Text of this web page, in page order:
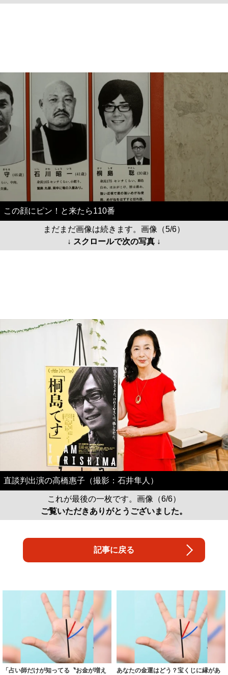
この顔にピン！と来たら110番
まだまだ画像は続きます。画像（5/6）
↓ スクロールで次の写真 ↓
直談判出演の高橋惠子（撮影：石井隼人）
これが最後の一枚です。画像（6/6）
ご覧いただきありがとうございました。
記事に戻る
「占い師だけが知ってる〝お金が増え
あなたの金運はどう？宝くじに縁があ